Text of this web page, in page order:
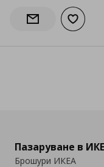
Информирай ме
Добави
Пазаруване в
Брошури ИКЕА